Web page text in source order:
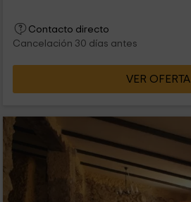
Contacto directo
Cancelación 30 días antes
VER OFERTA